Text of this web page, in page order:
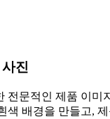
진
전문적인 제품 이미
색 배경을 만들고,